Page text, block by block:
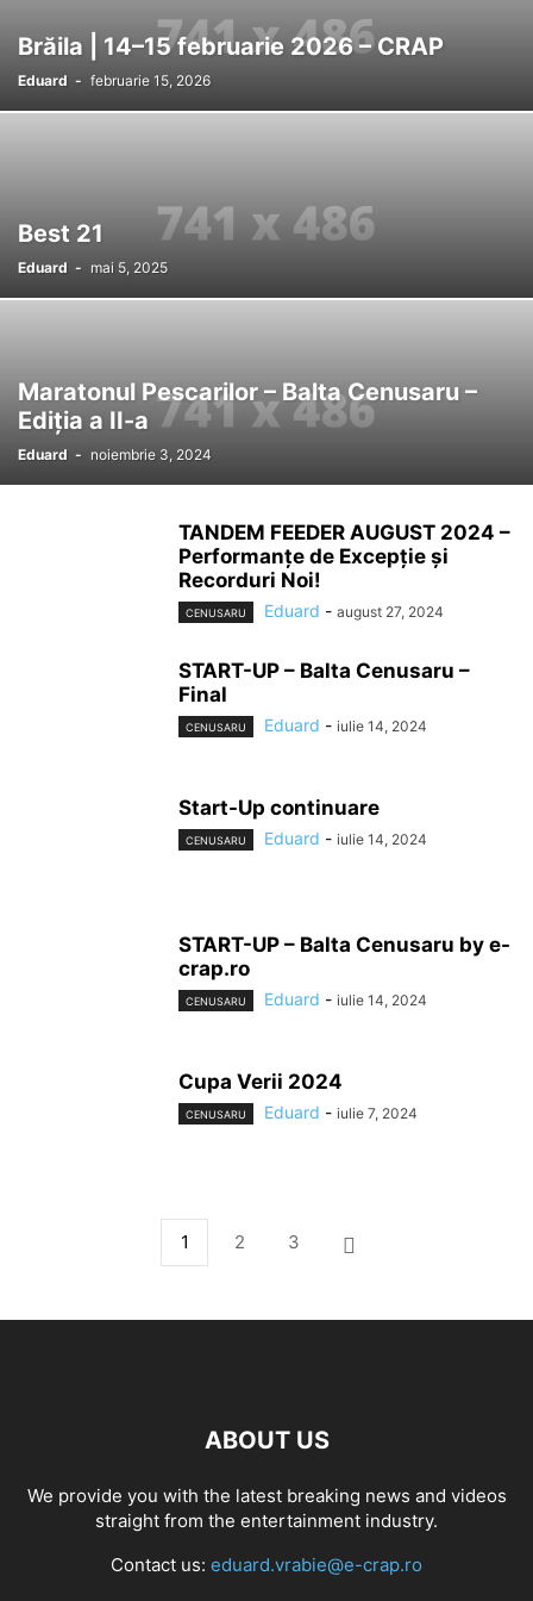
NEW LAKES LAZURI 1&5 SAPUNARI SEDUCTION BAITS
WLC ZAGA ZAGA
Brăila | 14–15 februarie 2026 – CRAP
Eduard - februarie 15, 2026
Best 21
Eduard - mai 5, 2025
Maratonul Pescarilor – Balta Cenusaru –
Ediția a II-a
Eduard - noiembrie 3, 2024
TANDEM FEEDER AUGUST 2024 –
Performanțe de Excepție și
Recorduri Noi!
CENUSARU Eduard - august 27, 2024
START-UP – Balta Cenusaru –
Final
CENUSARU Eduard - iulie 14, 2024
Start-Up continuare
CENUSARU Eduard - iulie 14, 2024
START-UP – Balta Cenusaru by e-
crap.ro
CENUSARU Eduard - iulie 14, 2024
Cupa Verii 2024
CENUSARU Eduard - iulie 7, 2024
1 2 3
ABOUT US
We provide you with the latest breaking news and videos
straight from the entertainment industry.
Contact us: eduard.vrabie@e-crap.ro